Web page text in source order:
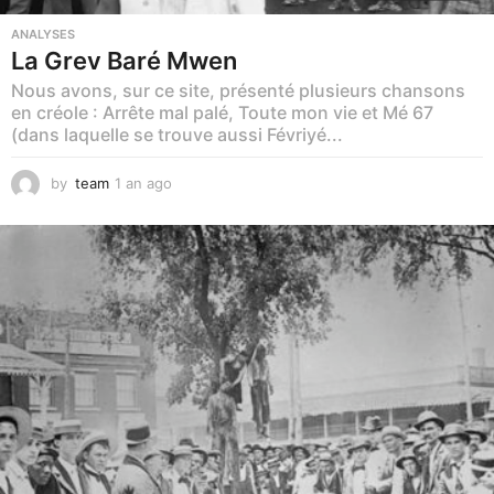
ANALYSES
La Grev Baré Mwen
Nous avons, sur ce site, présenté plusieurs chansons
en créole : Arrête mal palé, Toute mon vie et Mé 67
(dans laquelle se trouve aussi Févriyé...
by team 1 an ago
n
a
g
o